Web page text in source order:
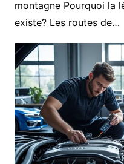
montagne Pourquoi la
existe? Les routes de…